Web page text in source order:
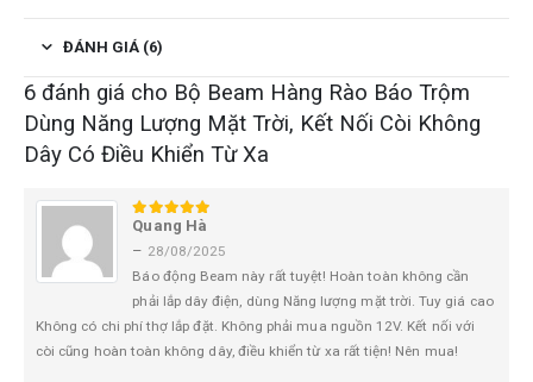
ĐÁNH GIÁ (6)
6 đánh giá cho Bộ Beam Hàng Rào Báo Trộm
Dùng Năng Lượng Mặt Trời, Kết Nối Còi Không
Dây Có Điều Khiển Từ Xa
5trên 5
Quang Hà
– 28/08/2025
Báo động Beam này rất tuyệt! Hoàn toàn không cần
phải lắp dây điện, dùng Năng lượng mặt trời. Tuy giá cao
Không có chi phí thợ lắp đặt. Không phải mua nguồn 12V. Kết nối với
còi cũng hoàn toàn không dây, điều khiển từ xa rất tiện! Nên mua!